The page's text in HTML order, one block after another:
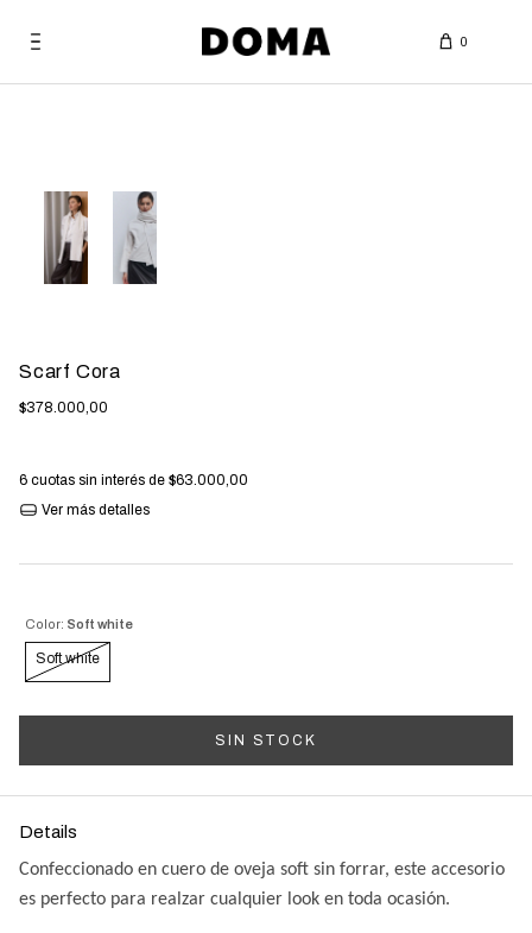
Bag0
Scarf Cora
$378.000,00
6 cuotas sin interés de $63.000,00
Ver más detalles
Color: Soft white
Soft white
Details
Confeccionado en cuero de oveja soft sin forrar, este accesorio
es perfecto para realzar cualquier look en toda ocasión.